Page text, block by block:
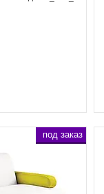
под заказ